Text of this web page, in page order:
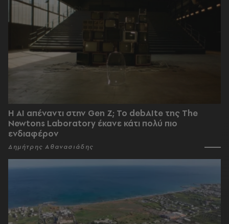
Η AI απέναντι στην Gen Z; Το debAIte της The
Newtons Laboratory έκανε κάτι πολύ πιο
ενδιαφέρον
Δημήτρης Αθανασιάδης